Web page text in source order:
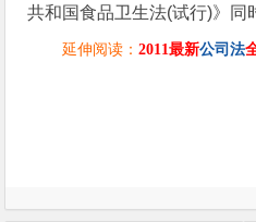
共和国食品卫生法(试行)》同
延伸阅读：2011最新公司法